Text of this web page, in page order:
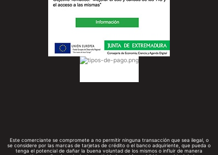
Este comerciante se compromete a no permitir ninguna transacción que sea ilegal, o
se considere por las marcas de tarjetas de crédito o el banco adquiriente, que pueda o
tenga el potencial de dañar la buena voluntad de los mismos o influir de manera